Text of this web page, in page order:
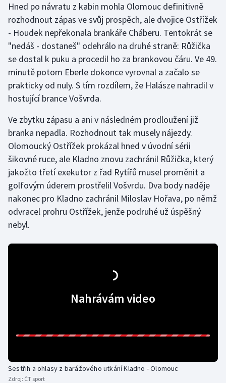
Plážový volejbal
Ragby
Rychlobruslení
Rychlostní kanoistika
Short track
Sportovní střelba
Stolní tenis
Triatlon
Veslování
Hned po návratu z kabin mohla Olomouc definitivně
rozhodnout zápas ve svůj prospěch, ale dvojice Ostřížek
- Houdek nepřekonala brankáře Cháberu. Tentokrát se
"nedáš - dostaneš" odehrálo na druhé straně: Růžička
se dostal k puku a procedil ho za brankovou čáru. Ve 49.
minutě potom Eberle dokonce vyrovnal a začalo se
prakticky od nuly. S tím rozdílem, že Halásze nahradil v
hostující brance Vošvrda.
Ve zbytku zápasu a ani v následném prodloužení již
branka nepadla. Rozhodnout tak musely nájezdy.
Olomoucký Ostřížek prokázal hned v úvodní sérii
šikovné ruce, ale Kladno znovu zachránil Růžička, který
jakožto třetí exekutor z řad Rytířů musel proměnit a
golfovým úderem prostřelil Vošvrdu. Dva body naděje
nakonec pro Kladno zachránil Miloslav Hořava, po němž
odvracel prohru Ostřížek, jenže podruhé už úspěšný
nebyl.
Nahrávám video
Sestřih a ohlasy z barážového utkání Kladno - Olomouc
Zdroj: ČT sport